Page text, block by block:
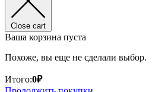
Close cart
Ваша корзина пуста
Похоже, вы еще не сделали выбор.
Итого:0₽